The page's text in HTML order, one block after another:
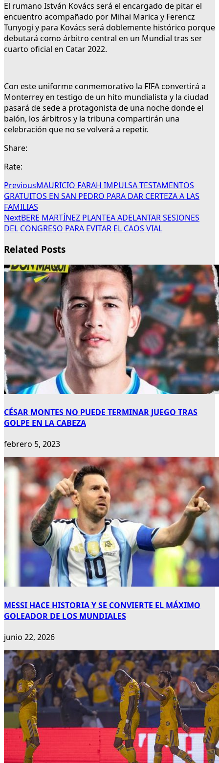
El rumano István Kovács será el encargado de pitar el
encuentro acompañado por Mihai Marica y Ferencz
Tunyogi y para Kovács será doblemente histórico porque
debutará como árbitro central en un Mundial tras ser
cuarto oficial en Catar 2022.
Con este uniforme conmemorativo la FIFA convertirá a
Monterrey en testigo de un hito mundialista y la ciudad
pasará de sede a protagonista de una noche donde el
balón, los árbitros y la tribuna compartirán una
celebración que no se volverá a repetir.
Share:
Rate:
PreviousMAURICIO FARAH IMPULSA TESTAMENTOS
GRATUITOS EN SAN PEDRO PARA DAR CERTEZA A LAS
FAMILIAS
NextBERE MARTÍNEZ PLANTEA ADELANTAR SESIONES
DEL CONGRESO PARA EVITAR EL CAOS VIAL
Related Posts
CÉSAR MONTES NO PUEDE TERMINAR JUEGO TRAS
GOLPE EN LA CABEZA
febrero 5, 2023
MESSI HACE HISTORIA Y SE CONVIERTE EL MÁXIMO
GOLEADOR DE LOS MUNDIALES
junio 22, 2026